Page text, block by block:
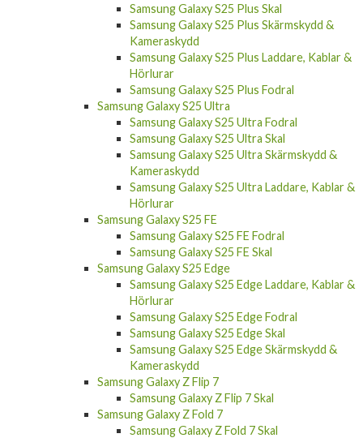
Samsung Galaxy S25 Plus Skal
Samsung Galaxy S25 Plus Skärmskydd &
Kameraskydd
Samsung Galaxy S25 Plus Laddare, Kablar &
Hörlurar
Samsung Galaxy S25 Plus Fodral
Samsung Galaxy S25 Ultra
Samsung Galaxy S25 Ultra Fodral
Samsung Galaxy S25 Ultra Skal
Samsung Galaxy S25 Ultra Skärmskydd &
Kameraskydd
Samsung Galaxy S25 Ultra Laddare, Kablar &
Hörlurar
Samsung Galaxy S25 FE
Samsung Galaxy S25 FE Fodral
Samsung Galaxy S25 FE Skal
Samsung Galaxy S25 Edge
Samsung Galaxy S25 Edge Laddare, Kablar &
Hörlurar
Samsung Galaxy S25 Edge Fodral
Samsung Galaxy S25 Edge Skal
Samsung Galaxy S25 Edge Skärmskydd &
Kameraskydd
Samsung Galaxy Z Flip 7
Samsung Galaxy Z Flip 7 Skal
Samsung Galaxy Z Fold 7
Samsung Galaxy Z Fold 7 Skal